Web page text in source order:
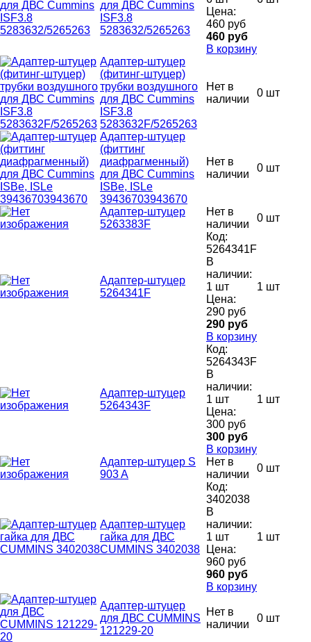
для ДВС Cummins
ISF3.8
5283632/5265263
Цена:
460 руб
460 руб
В корзину
Адаптер-штуцер
(фитинг-штуцер)
трубки воздушного
для ДВС Cummins
ISF3.8
5283632F/5265263
Нет в
наличии
0 шт
Адаптер-штуцер
(фиттинг
диафрагменный)
для ДВС Cummins
ISBe, ISLe
39436703943670
Нет в
наличии
0 шт
Адаптер-штуцер
5263383F
Нет в
наличии
0 шт
Адаптер-штуцер
5264341F
Код:
5264341F
В
наличии:
1 шт
Цена:
290 руб
290 руб
В корзину
1 шт
Адаптер-штуцер
5264343F
Код:
5264343F
В
наличии:
1 шт
Цена:
300 руб
300 руб
В корзину
1 шт
Адаптер-штуцер S
903 A
Нет в
наличии
0 шт
Адаптер-штуцер
гайка для ДВС
CUMMINS 3402038
Код:
3402038
В
наличии:
1 шт
Цена:
960 руб
960 руб
В корзину
1 шт
Адаптер-штуцер
для ДВС CUMMINS
121229-20
Нет в
наличии
0 шт